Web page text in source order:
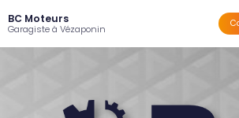
au
contenu
principal
BC Moteurs
Garagiste à Vézaponin